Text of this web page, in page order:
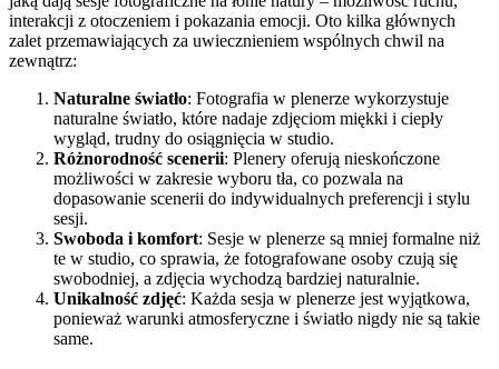
interakcji z otoczeniem i pokazania emocji. Oto kilka głównych
zalet przemawiających za uwiecznieniem wspólnych chwil na
zewnątrz:
Naturalne światło: Fotografia w plenerze wykorzystuje
naturalne światło, które nadaje zdjęciom miękki i ciepły
wygląd, trudny do osiągnięcia w studio.
Różnorodność scenerii: Plenery oferują nieskończone
możliwości w zakresie wyboru tła, co pozwala na
dopasowanie scenerii do indywidualnych preferencji i stylu
sesji.
Swoboda i komfort: Sesje w plenerze są mniej formalne niż
te w studio, co sprawia, że fotografowane osoby czują się
swobodniej, a zdjęcia wychodzą bardziej naturalnie.
Unikalność zdjęć: Każda sesja w plenerze jest wyjątkowa,
ponieważ warunki atmosferyczne i światło nigdy nie są takie
same.